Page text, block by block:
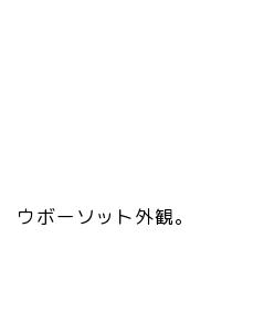
ウボーソット外観。